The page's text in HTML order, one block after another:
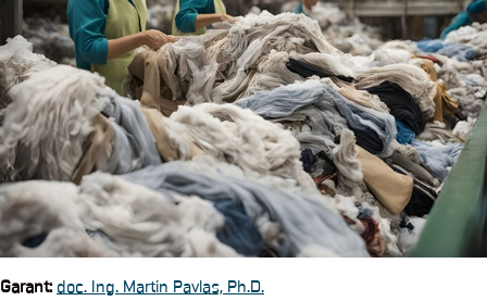
Garant: doc. Ing. Martin Pavlas, Ph.D.